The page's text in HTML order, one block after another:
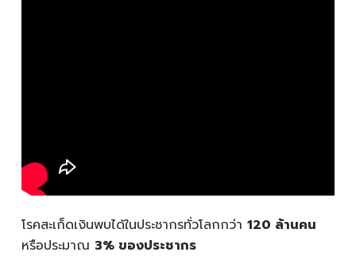
โรคสะเก็ดเงินพบได้ในประชากรทั่วโลกกว่า 120 ล้านคน
หรือประมาณ 3% ของประชากร